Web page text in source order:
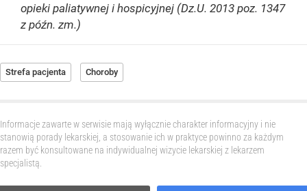
opieki paliatywnej i hospicyjnej (Dz.U. 2013 poz. 1347
z późn. zm.)
Strefa pacjenta Choroby
Informacje zawarte w serwisie mają wyłącznie charakter informacyjny i nie
stanowią porady lekarskiej, a stosowanie ich w praktyce powinno za każdym
razem być konsultowane na indywidualnej wizycie lekarskiej z lekarzem
specjalistą.